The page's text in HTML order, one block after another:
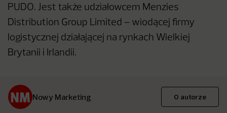
PUDO. Jest także udziałowcem Menzies
Distribution Group Limited – wiodącej firmy
logistycznej działającej na rynkach Wielkiej
Brytanii i Irlandii.
Nowy Marketing O autorze